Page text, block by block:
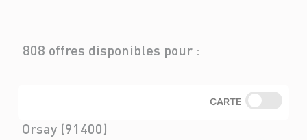
808 offres disponibles pour :
CARTE
Orsay (91400)